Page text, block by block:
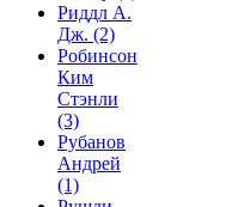
Риддл А.
Дж. (2)
Робинсон
Ким
Стэнли
(3)
Рубанов
Андрей
(1)